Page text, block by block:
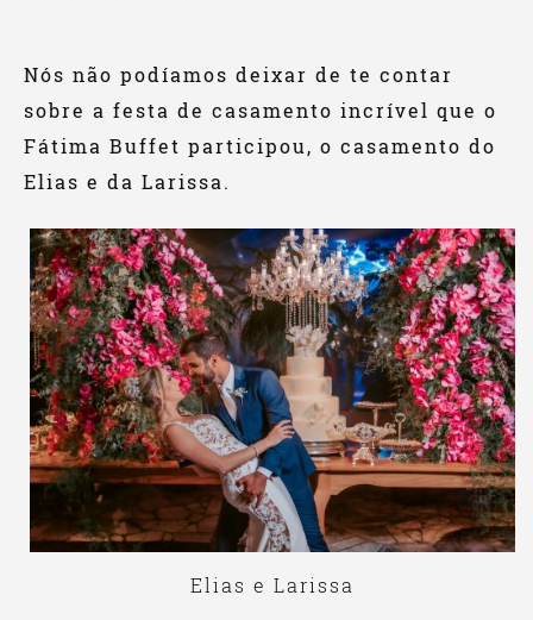
Nós não podíamos deixar de te contar
sobre a festa de casamento incrível que o
Fátima Buffet participou, o casamento do
Elias e da Larissa.
Elias e Larissa